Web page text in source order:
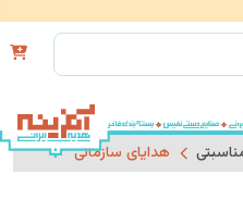
هدایای سازمانی